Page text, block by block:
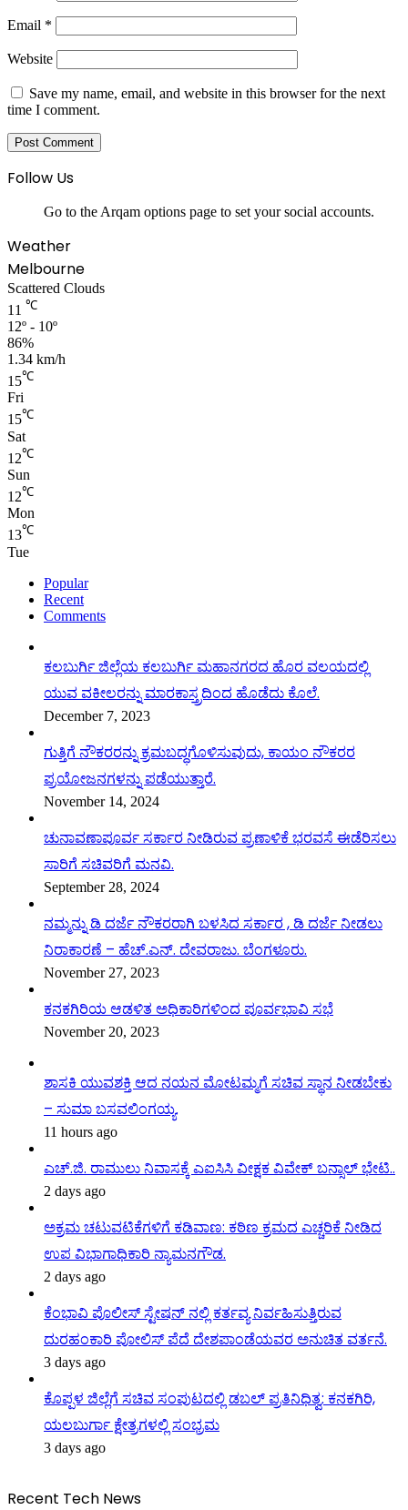
Email *
Website
Save my name, email, and website in this browser for the next
time I comment.
Follow Us
Go to the Arqam options page to set your social accounts.
Weather
Melbourne
Scattered Clouds
11 ℃
12º - 10º
86%
1.34 km/h
15℃
Fri
15℃
Sat
12℃
Sun
12℃
Mon
13℃
Tue
Popular
Recent
Comments
ಕಲಬುರ್ಗಿ ಜಿಲ್ಲೆಯ ಕಲಬುರ್ಗಿ ಮಹಾನಗರದ ಹೊರ ವಲಯದಲ್ಲಿ
ಯುವ ವಕೀಲರನ್ನು ಮಾರಕಾಸ್ತ್ರದಿಂದ ಹೊಡೆದು ಕೊಲೆ.
December 7, 2023
ಗುತ್ತಿಗೆ ನೌಕರರನ್ನು ಕ್ರಮಬದ್ಧಗೊಳಿಸುವುದು, ಕಾಯಂ ನೌಕರರ
ಪ್ರಯೋಜನಗಳನ್ನು ಪಡೆಯುತ್ತಾರೆ.
November 14, 2024
ಚುನಾವಣಾಪೂರ್ವ ಸರ್ಕಾರ ನೀಡಿರುವ ಪ್ರಣಾಳಿಕೆ ಭರವಸೆ ಈಡೆರಿಸಲು
ಸಾರಿಗೆ ಸಚಿವರಿಗೆ ಮನವಿ.
September 28, 2024
ನಮ್ಮನ್ನು ಡಿ ದರ್ಜೆ ನೌಕರರಾಗಿ ಬಳಸಿದ ಸರ್ಕಾರ , ಡಿ ದರ್ಜೆ ನೀಡಲು
ನಿರಾಕಾರಣೆ – ಹೆಚ್.ಎನ್. ದೇವರಾಜು. ಬೆಂಗಳೂರು.
November 27, 2023
ಕನಕಗಿರಿಯ ಆಡಳಿತ ಅಧಿಕಾರಿಗಳಿಂದ ಪೂರ್ವಭಾವಿ ಸಭೆ
November 20, 2023
ಶಾಸಕಿ ಯುವಶಕ್ತಿ ಆದ ನಯನ ಮೋಟಮ್ಮಗೆ ಸಚಿವ ಸ್ಥಾನ ನೀಡಬೇಕು
– ಸುಮಾ ಬಸವಲಿಂಗಯ್ಯ.
11 hours ago
ಎಚ್.ಜಿ. ರಾಮುಲು ನಿವಾಸಕ್ಕೆ ಎಐಸಿಸಿ ವೀಕ್ಷಕ ವಿವೇಕ್ ಬನ್ಸಾಲ್ ಭೇಟಿ..
2 days ago
ಅಕ್ರಮ ಚಟುವಟಿಕೆಗಳಿಗೆ ಕಡಿವಾಣ: ಕಠಿಣ ಕ್ರಮದ ಎಚ್ಚರಿಕೆ ನೀಡಿದ
ಉಪ ವಿಭಾಗಾಧಿಕಾರಿ ನ್ಯಾಮನಗೌಡ.
2 days ago
ಕೆಂಭಾವಿ ಪೊಲೀಸ್ ಸ್ಟೇಷನ್ ನಲ್ಲಿ ಕರ್ತವ್ಯ ನಿರ್ವಹಿಸುತ್ತಿರುವ
ದುರಹಂಕಾರಿ ಪೋಲಿಸ್ ಪೆದೆ ದೇಶಪಾಂಡೆಯವರ ಅನುಚಿತ ವರ್ತನೆ.
3 days ago
ಕೊಪ್ಪಳ ಜಿಲ್ಲೆಗೆ ಸಚಿವ ಸಂಪುಟದಲ್ಲಿ ಡಬಲ್ ಪ್ರತಿನಿಧಿತ್ವ: ಕನಕಗಿರಿ,
ಯಲಬುರ್ಗಾ ಕ್ಷೇತ್ರಗಳಲ್ಲಿ ಸಂಭ್ರಮ
3 days ago
Recent Tech News